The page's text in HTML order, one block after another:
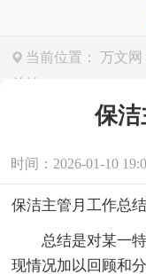
当前位置： 万文网
总结
保
时间：2026-01-10
保洁主管月工作总结
总结是对某一特
现情况加以回顾和